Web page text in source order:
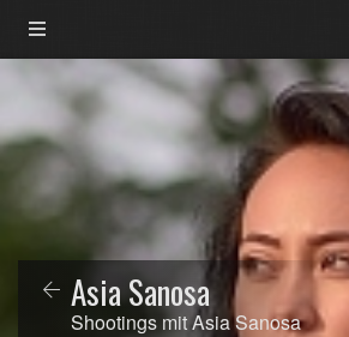
Asia Sanosa
Shootings mit Asia Sanosa